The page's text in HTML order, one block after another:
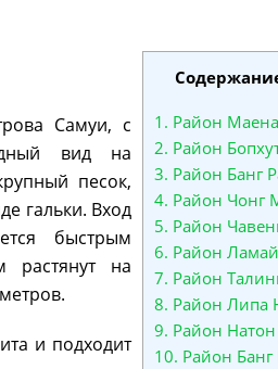
1. Район
2. Район
3. Район Банг
4. Район Чонг
5. Район
6. Район Ламай
7. Район
8. Район Липа
9. Район Натон
10. Район
Самуи, с
вид на
песок,
гальки. Вход
быстрым
растянут на
и подходит